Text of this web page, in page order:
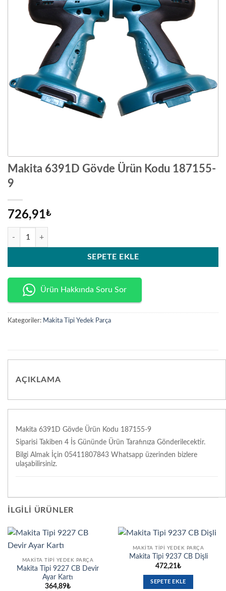
Makita 6391D Gövde Ürün Kodu 187155-
9
726,91₺
Makita 6391D Gövde Ürün Kodu 187155-9 adet
SEPETE EKLE
Ürün Hakkında Soru Sor
Kategoriler: Makita Tipi Yedek Parça
AÇIKLAMA
Makita 6391D Gövde Ürün Kodu 187155-9
Siparisi Takiben 4 İs Gününde Ürün Tarafınıza Gönderilecektir.
Bilgi Almak İçin 05411807843 Whatsapp üzerinden bizlere
ulaşabilirsiniz.
İLGILI ÜRÜNLER
MAKITA TIPI YEDEK PARÇA
Makita Tipi 9227 CB Devir
Ayar Kartı
364,89₺
MAKITA TIPI YEDEK PARÇA
Makita Tipi 9237 CB Dişli
472,21₺
SEPETE EKLE